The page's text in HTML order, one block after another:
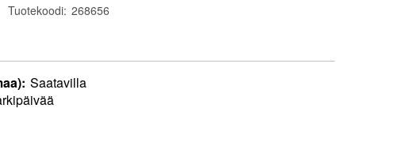
Tuotekoodi: 268656
Saatavilla